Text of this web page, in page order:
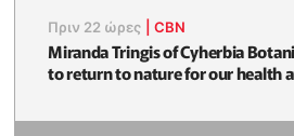
Πριν 22 ώρες |CBN
Miranda Tringis of Cyherbia
to return to nature for our health